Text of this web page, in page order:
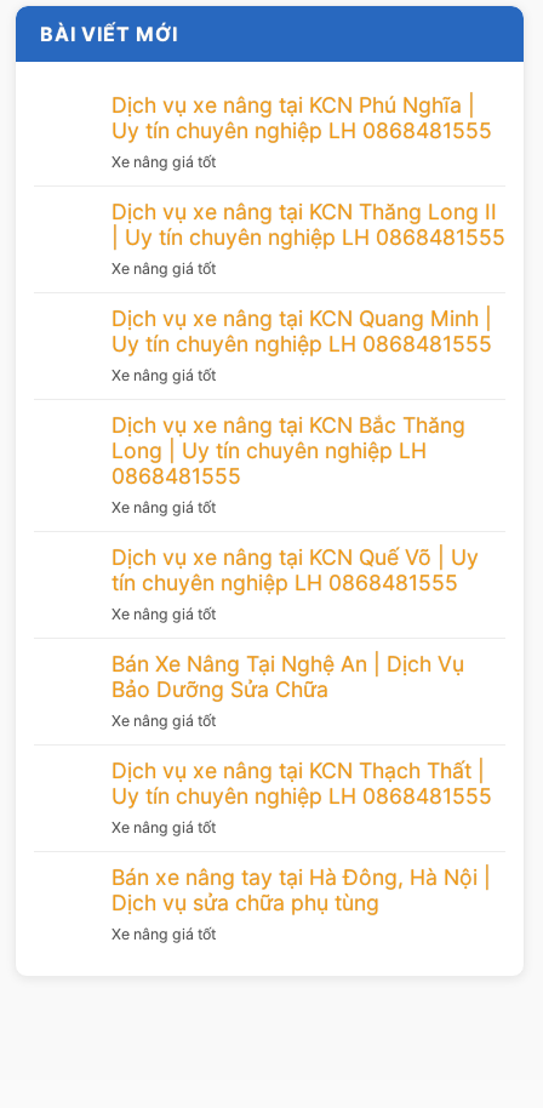
BÀI VIẾT MỚI
Dịch vụ xe nâng tại KCN Phú Nghĩa |
Uy tín chuyên nghiệp LH 0868481555
Xe nâng giá tốt
Dịch vụ xe nâng tại KCN Thăng Long II
| Uy tín chuyên nghiệp LH 0868481555
Xe nâng giá tốt
Dịch vụ xe nâng tại KCN Quang Minh |
Uy tín chuyên nghiệp LH 0868481555
Xe nâng giá tốt
Dịch vụ xe nâng tại KCN Bắc Thăng
Long | Uy tín chuyên nghiệp LH
0868481555
Xe nâng giá tốt
Dịch vụ xe nâng tại KCN Quế Võ | Uy
tín chuyên nghiệp LH 0868481555
Xe nâng giá tốt
Bán Xe Nâng Tại Nghệ An | Dịch Vụ
Bảo Dưỡng Sửa Chữa
Xe nâng giá tốt
Dịch vụ xe nâng tại KCN Thạch Thất |
Uy tín chuyên nghiệp LH 0868481555
Xe nâng giá tốt
Bán xe nâng tay tại Hà Đông, Hà Nội |
Dịch vụ sửa chữa phụ tùng
Xe nâng giá tốt